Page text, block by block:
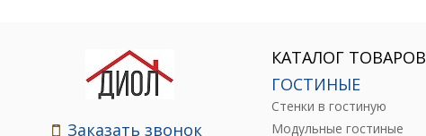
Заказать звонок
КАТАЛОГ ТОВАРОВ
ГОСТИНЫЕ
Стенки в гостиную
Модульные гостиные